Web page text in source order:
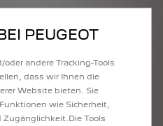
PEUGEOT
andere Tracking-Tools
dass wir Ihnen die
Website bieten. Sie
wie Sicherheit,
Tools